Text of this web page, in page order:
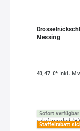
Messing
43,47 €* inkl.
Sofort verfügbar
Staffelrabatt